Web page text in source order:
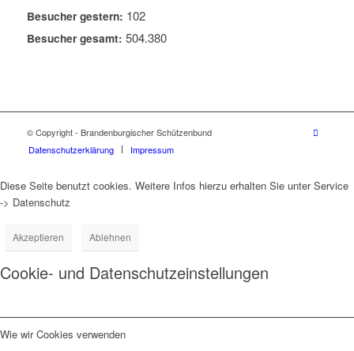
Besucher gestern: 102
Besucher gesamt: 504.380
© Copyright - Brandenburgischer Schützenbund
Datenschutzerklärung
Impressum
Diese Seite benutzt cookies. Weitere Infos hierzu erhalten Sie unter Service
-> Datenschutz
Akzeptieren Ablehnen
Cookie- und Datenschutzeinstellungen
Wie wir Cookies verwenden